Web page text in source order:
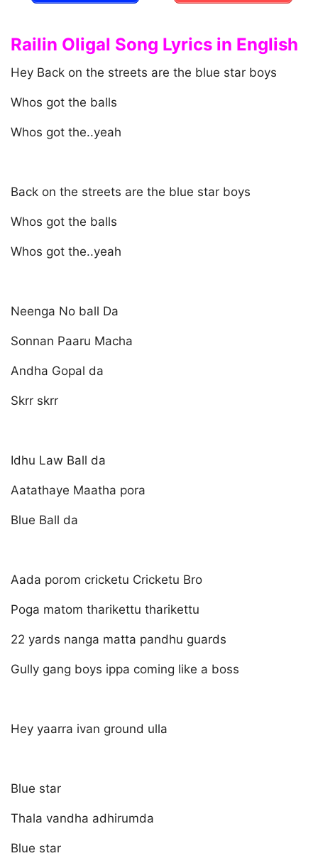
Railin Oligal Song Lyrics in English
Hey Back on the streets are the blue star boys
Whos got the balls
Whos got the..yeah
Back on the streets are the blue star boys
Whos got the balls
Whos got the..yeah
Neenga No ball Da
Sonnan Paaru Macha
Andha Gopal da
Skrr skrr
Idhu Law Ball da
Aatathaye Maatha pora
Blue Ball da
Aada porom cricketu Cricketu Bro
Poga matom tharikettu tharikettu
22 yards nanga matta pandhu guards
Gully gang boys ippa coming like a boss
Hey yaarra ivan ground ulla
Blue star
Thala vandha adhirumda
Blue star